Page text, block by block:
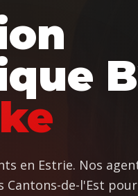
en Estrie. Nos
Cantons-de-l'Est